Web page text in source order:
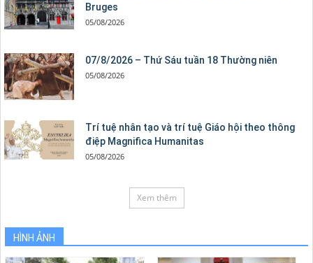
Bruges
05/08/2026
07/8/2026 – Thứ Sáu tuần 18 Thường niên
05/08/2026
Trí tuệ nhân tạo và trí tuệ Giáo hội theo thông
điệp Magnifica Humanitas
05/08/2026
Xem thêm
HÌNH ẢNH